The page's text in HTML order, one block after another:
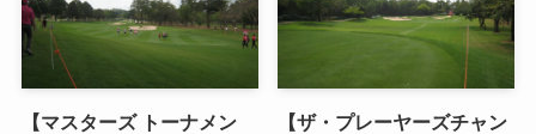
【マスターズ トーナメン
【ザ・プレーヤーズチャン